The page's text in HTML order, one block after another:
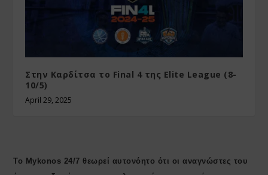
Στην Καρδίτσα το Final 4 της Elite League (8-
10/5)
April 29, 2025
Το Mykonos 24/7 θεωρεί αυτονόητο ότι οι αναγνώστες του